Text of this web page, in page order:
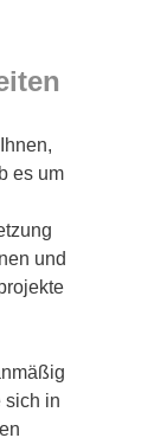
es um
und
sich in